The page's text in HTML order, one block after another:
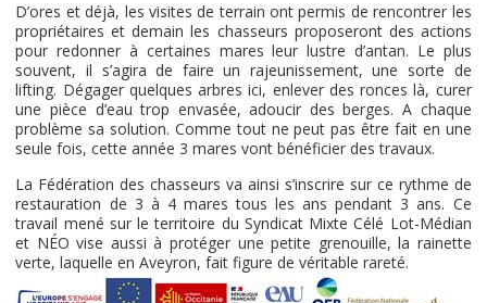
D’ores et déjà, les visites de terrain ont permis de rencontrer les
propriétaires et demain les chasseurs proposeront des actions
pour redonner à certaines mares leur lustre d’antan. Le plus
souvent, il s’agira de faire un rajeunissement, une sorte de
lifting. Dégager quelques arbres ici, enlever des ronces là, curer
une pièce d’eau trop envasée, adoucir des berges. A chaque
problème sa solution. Comme tout ne peut pas être fait en une
seule fois, cette année 3 mares vont bénéficier des travaux.
La Fédération des chasseurs va ainsi s’inscrire sur ce rythme de
restauration de 3 à 4 mares tous les ans pendant 3 ans. Ce
travail mené sur le territoire du Syndicat Mixte Célé Lot-Médian
et NÉO vise aussi à protéger une petite grenouille, la rainette
verte, laquelle en Aveyron, fait figure de véritable rareté.